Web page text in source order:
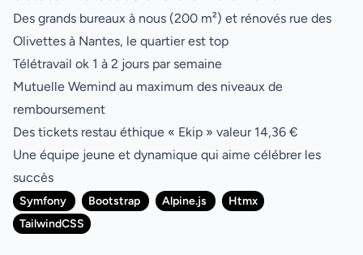
Des grands bureaux à nous (200 m²) et rénovés rue des
Olivettes à Nantes, le quartier est top
Télétravail ok 1 à 2 jours par semaine
Mutuelle Wemind au maximum des niveaux de
remboursement
Des tickets restau éthique « Ekip » valeur 14,36 €
Une équipe jeune et dynamique qui aime célébrer les
succès
Symfony Bootstrap Alpine.js
Htmx
TailwindCSS